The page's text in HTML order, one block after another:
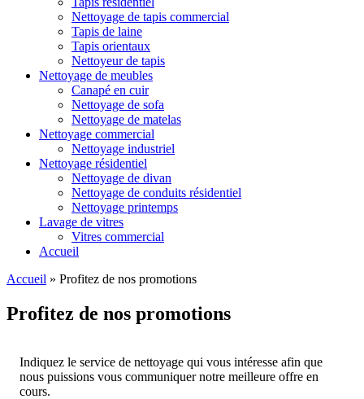
Nettoyage de tapis commercial
Tapis de laine
Tapis orientaux
Nettoyeur de tapis
Nettoyage de meubles
Canapé en cuir
Nettoyage de sofa
Nettoyage de matelas
Nettoyage commercial
Nettoyage industriel
Nettoyage résidentiel
Nettoyage de divan
Nettoyage de conduits résidentiel
Nettoyage printemps
Lavage de vitres
Vitres commercial
Accueil
Accueil » Profitez de nos promotions
Profitez de nos promotions
Indiquez le service de nettoyage qui vous intéresse afin que
nous puissions vous communiquer notre meilleure offre en
cours.